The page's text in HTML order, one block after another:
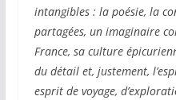
intangibles : la poésie, la
partagées, un imaginaire
France, sa culture
du détail et, justement,
esprit de voyage,